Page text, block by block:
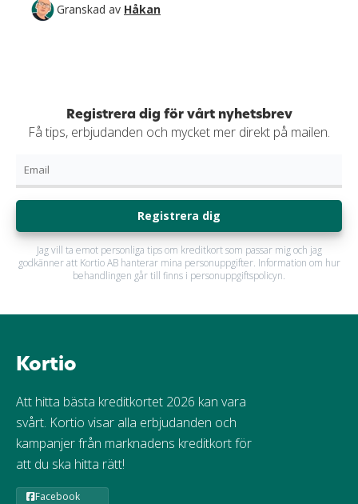
Granskad av Håkan
Registrera dig för vårt nyhetsbrev
Få tips, erbjudanden och mycket mer direkt på mailen.
Registrera dig
Jag vill ta emot personliga tips om kreditkort som passar mig och jag
godkänner att Kortio AB hanterar mina personuppgifter. Information om hur
behandlingen går till finns i personuppgiftspolicyn.
Kortio
Att hitta bästa kreditkortet 2026 kan vara
svårt. Kortio visar alla erbjudanden och
kampanjer från marknadens kreditkort för
att du ska hitta rätt!
Facebook